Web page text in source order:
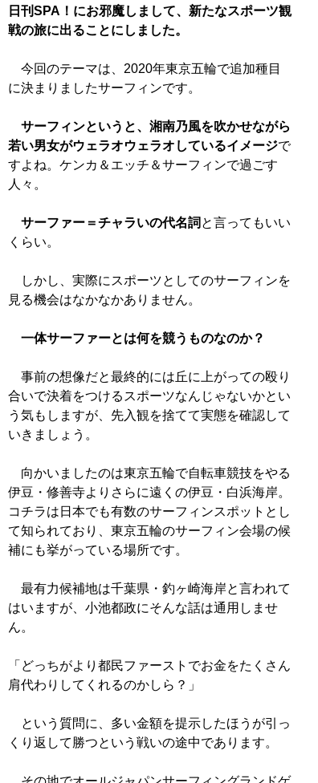
日刊SPA！にお邪魔しまして、新たなスポーツ観
戦の旅に出ることにしました。
今回のテーマは、2020年東京五輪で追加種目
に決まりましたサーフィンです。
サーフィンというと、湘南乃風を吹かせながら
若い男女がウェラオウェラオしているイメージで
すよね。ケンカ＆エッチ＆サーフィンで過ごす
人々。
サーファー＝チャラいの代名詞 と言ってもいい
くらい。
しかし、実際にスポーツとしてのサーフィンを
見る機会はなかなかありません。
一体サーファーとは何を競うものなのか？
事前の想像だと最終的には丘に上がっての殴り
合いで決着をつけるスポーツなんじゃないかとい
う気もしますが、先入観を捨てて実態を確認して
いきましょう。
向かいましたのは東京五輪で自転車競技をやる
伊豆・修善寺よりさらに遠くの伊豆・白浜海岸。
コチラは日本でも有数のサーフィンスポットとし
て知られており、東京五輪のサーフィン会場の候
補にも挙がっている場所です。
最有力候補地は千葉県・釣ヶ崎海岸と言われて
はいますが、小池都政にそんな話は通用しませ
ん。
「どっちがより都民ファーストでお金をたくさん
肩代わりしてくれるのかしら？」
という質問に、多い金額を提示したほうが引っ
くり返して勝つという戦いの途中であります。